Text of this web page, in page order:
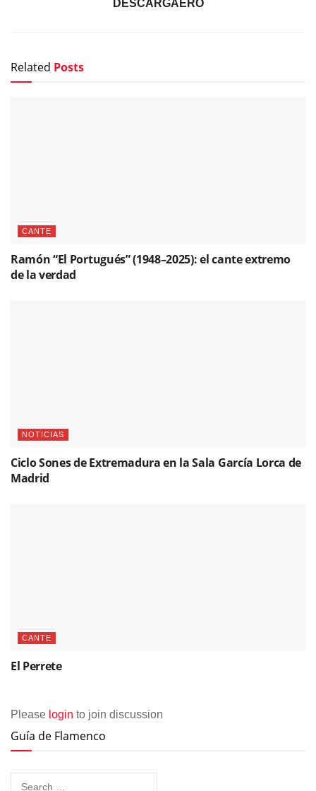
DESCARGAERO
Related Posts
CANTE
Ramón “El Portugués” (1948–2025): el cante extremo
de la verdad
NOTICIAS
Ciclo Sones de Extremadura en la Sala García Lorca de
Madrid
CANTE
El Perrete
Please login to join discussion
Guía de Flamenco